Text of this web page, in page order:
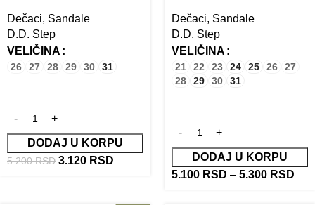
Dečaci, Sandale
D.D. Step
VELIČINA
26 27 28 29 30 31
DODAJ U KORPU
5.200RSD 3.120 RSD
Dečaci, Sandale
D.D. Step
VELIČINA
21 22 23 24 25 26
27
28
29 30 31
DODAJ U KORPU
5.100 RSD – 5.300 RSD